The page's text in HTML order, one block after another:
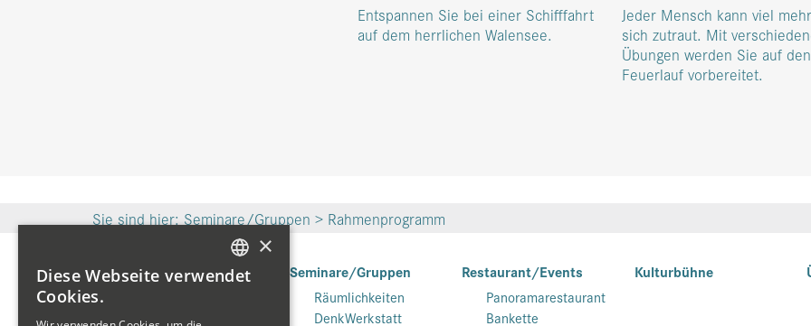
Entspannen Sie bei einer Schifffahrt
auf dem herrlichen Walensee.
Jeder Mensch kann viel
sich zutraut. Mit
Übungen werden Sie auf
Feuerlauf vorbereitet.
Sie sind hier:Seminare/Gruppen > Rahmenprogramm
Hotel
3* Maisonette
Seminare/Gruppen
Räumlichkeiten
DenkWerkstatt
Restaurant/Events
Panoramarestaurant
Bankette
Kulturbühne
GERMAN
×
Diese Webseite verwendet
Cookies.